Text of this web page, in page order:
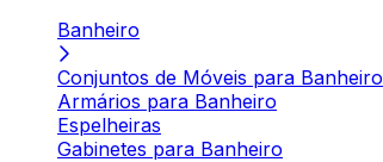
Banheiro
Conjuntos de Móveis para Banheiro
Armários para Banheiro
Espelheiras
Gabinetes para Banheiro